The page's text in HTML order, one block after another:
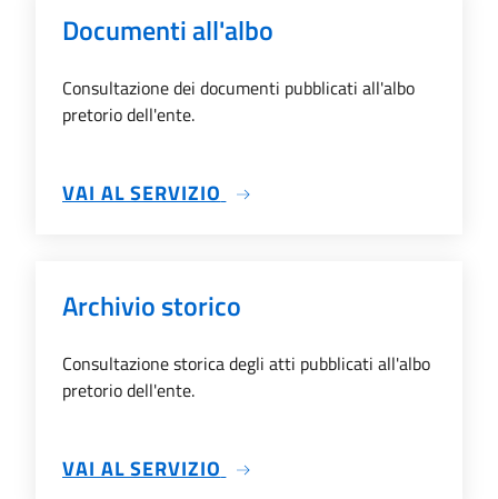
Documenti all'albo
Consultazione dei documenti pubblicati all'albo
pretorio dell'ente.
VAI AL SERVIZIO SU DOCUMENTI ALL'ALBO
Archivio storico
Consultazione storica degli atti pubblicati all'albo
pretorio dell'ente.
VAI AL SERVIZIO SU ARCHIVIO STORICO